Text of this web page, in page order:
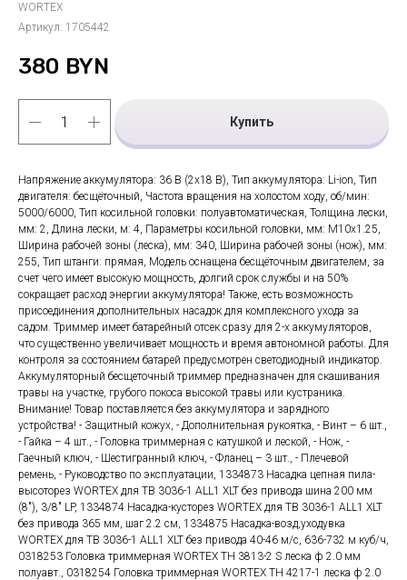
WORTEX
Артикул: 1705442
380 BYN
Купить
Напряжение аккумулятора: 36 В (2х18 В), Тип аккумулятора: Li-ion, Тип
двигателя: бесщёточный, Частота вращения на холостом ходу, об/мин:
5000/6000, Тип косильной головки: полуавтоматическая, Толщина лески,
мм: 2, Длина лески, м: 4, Параметры косильной головки, мм: M10x1.25,
Ширина рабочей зоны (леска), мм: 340, Ширина рабочей зоны (нож), мм:
255, Тип штанги: прямая, Модель оснащена бесщёточным двигателем, за
счет чего имеет высокую мощность, долгий срок службы и на 50%
сокращает расход энергии аккумулятора! Также, есть возможность
присоединения дополнительных насадок для комплексного ухода за
садом. Триммер имеет батарейный отсек сразу для 2-х аккумуляторов,
что существенно увеличивает мощность и время автономной работы. Для
контроля за состоянием батарей предусмотрен светодиодный индикатор.
Аккумуляторный бесщеточный триммер предназначен для скашивания
травы на участке, грубого покоса высокой травы или кустраника.
Внимание! Товар поставляется без аккумулятора и зарядного
устройства! - Защитный кожух, - Дополнительная рукоятка, - Винт – 6 шт.,
- Гайка – 4 шт., - Головка триммерная с катушкой и леской, - Нож, -
Гаечный ключ, - Шестигранный ключ, - Фланец – 3 шт., - Плечевой
ремень, - Руководство по эксплуатации, 1334873 Насадка цепная пила-
высоторез WORTEX для TB 3036-1 ALL1 XLT без привода шина 200 мм
(8"), 3/8" LP, 1334874 Насадка-кусторез WORTEX для TB 3036-1 ALL1 XLT
без привода 365 мм, шаг 2.2 см, 1334875 Насадка-возд,уходувка
WORTEX для TB 3036-1 ALL1 XLT без привода 40-46 м/с, 636-732 м куб/ч,
0318253 Головка триммерная WORTEX ТН 3813-2 S леска ф 2.0 мм
полуавт., 0318254 Головка триммерная WORTEX ТН 4217-1 леска ф 2.0